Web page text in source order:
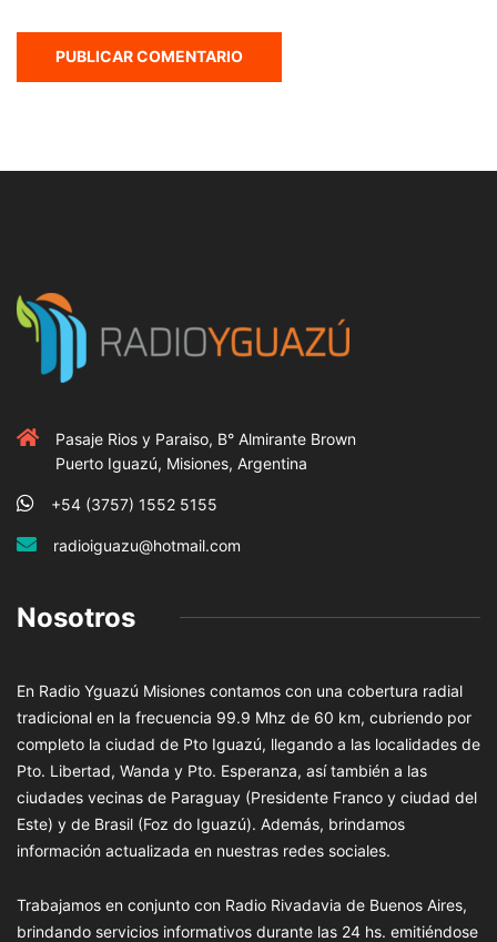
Pasaje Rios y Paraiso, B° Almirante Brown
Puerto Iguazú, Misiones, Argentina
+54 (3757) 1552 5155
radioiguazu@hotmail.com
Nosotros
En Radio Yguazú Misiones contamos con una cobertura radial
tradicional en la frecuencia 99.9 Mhz de 60 km, cubriendo por
completo la ciudad de Pto Iguazú, llegando a las localidades de
Pto. Libertad, Wanda y Pto. Esperanza, así también a las
ciudades vecinas de Paraguay (Presidente Franco y ciudad del
Este) y de Brasil (Foz do Iguazú). Además, brindamos
información actualizada en nuestras redes sociales.
Trabajamos en conjunto con Radio Rivadavia de Buenos Aires,
brindando servicios informativos durante las 24 hs. emitiéndose